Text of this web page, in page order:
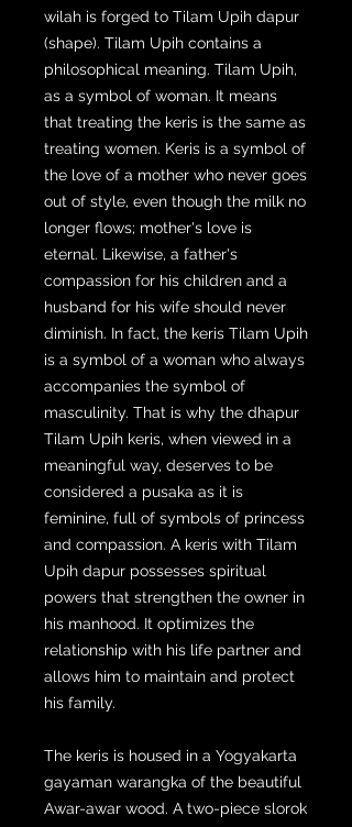
wilah is forged to Tilam Upih dapur
(shape). Tilam Upih contains a
philosophical meaning. Tilam Upih,
as a symbol of woman. It means
that treating the keris is the same as
treating women. Keris is a symbol of
the love of a mother who never goes
out of style, even though the milk no
longer flows; mother's love is
eternal. Likewise, a father's
compassion for his children and a
husband for his wife should never
diminish. In fact, the keris Tilam Upih
is a symbol of a woman who always
accompanies the symbol of
masculinity. That is why the dhapur
Tilam Upih keris, when viewed in a
meaningful way, deserves to be
considered a pusaka as it is
feminine, full of symbols of princess
and compassion. A keris with Tilam
Upih dapur possesses spiritual
powers that strengthen the owner in
his manhood. It optimizes the
relationship with his life partner and
allows him to maintain and protect
his family.
The keris is housed in a Yogyakarta
gayaman warangka of the beautiful
Awar-awar wood. A two-piece slorok